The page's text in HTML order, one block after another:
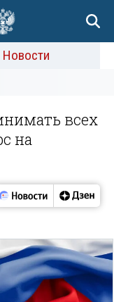
Новости
всех
на